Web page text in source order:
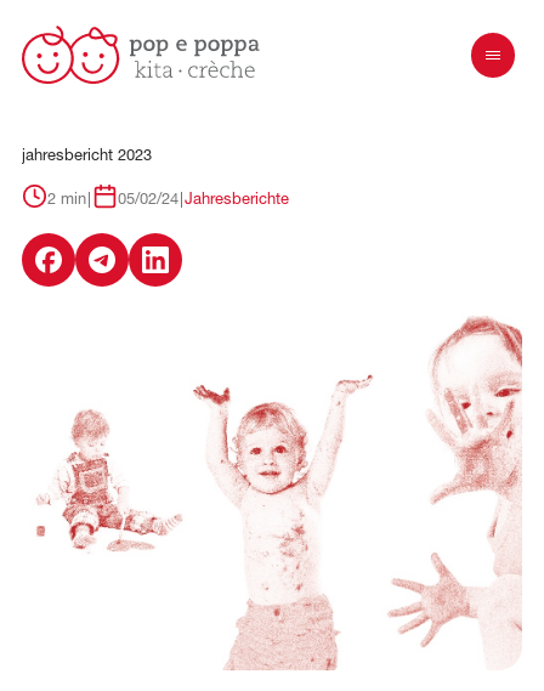
jahresbericht 2023
2 min 05/02/24 Jahresberichte